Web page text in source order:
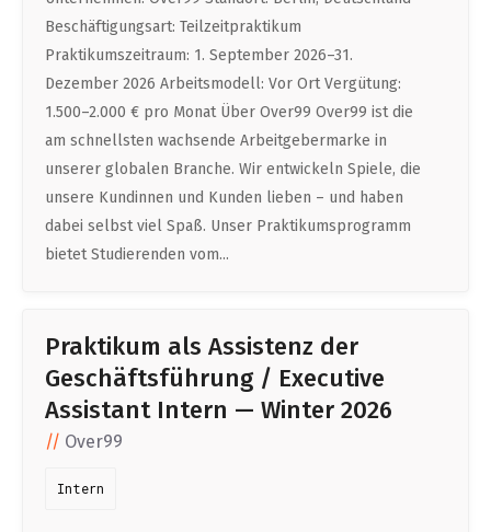
PRAKTIKA (31) FREELANCE / FREIBERUFLICH (1)
MITGRÜNDER GESUCHT (4) SONSTIGE (2)
DATA SCIENCE (4)
YGO (4)
BUENA (4)
OVER99 (4)
CEF AI (3)
PLAND (3)
PANDATA (2)
Understanding Wage Tax & Contributions
Freelancing in Berlin
How To Claim Unemployment Benefits in Berlin
Office Space in Berlin
Co-Working Spaces in Berlin
Hiring Employees and Freelancers in Germany – What’s
the Difference?
Guide to Hiring Freelancers in Germany
Guide to Moving and Living in Berlin
Relocating to Berlin
Just landed in Berlin: First Steps
Beschäftigungsart: Teilzeitpraktikum
Praktikumszeitraum: 1. September 2026–31.
Dezember 2026 Arbeitsmodell: Vor Ort Vergütung:
1.500–2.000 € pro Monat Über Over99 Over99 ist die
am schnellsten wachsende Arbeitgebermarke in
unserer globalen Branche. Wir entwickeln Spiele, die
unsere Kundinnen und Kunden lieben – und haben
dabei selbst viel Spaß. Unser Praktikumsprogramm
bietet Studierenden vom...
Praktikum als Assistenz der
Geschäftsführung / Executive
Assistant Intern — Winter 2026
Over99
Intern